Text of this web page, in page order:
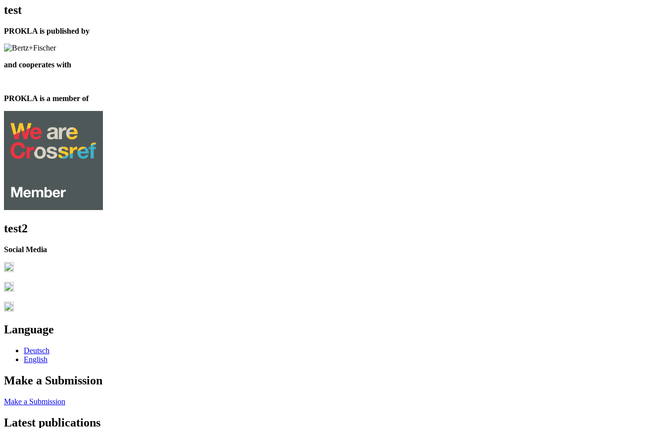
test
PROKLA is published by
and cooperates with
PROKLA is a member of
test2
Social Media
Language
Deutsch
English
Make a Submission
Make a Submission
Latest publications